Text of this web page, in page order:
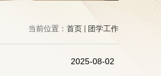
当前位置： 首页 团学工作
2025-08-02